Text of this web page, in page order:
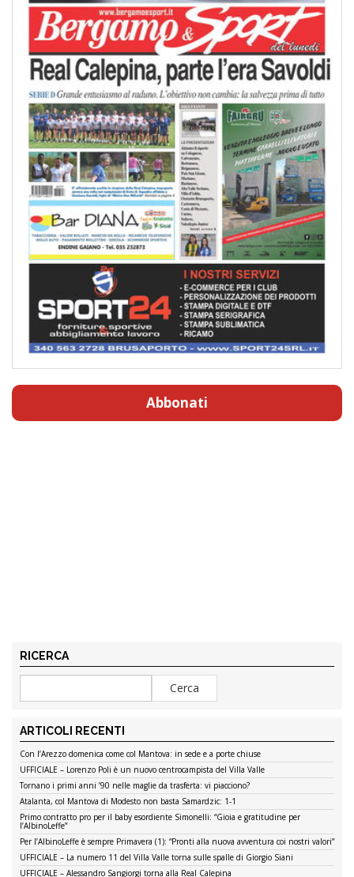
Abbonati
RICERCA
ARTICOLI RECENTI
Con l’Arezzo domenica come col Mantova: in sede e a porte chiuse
UFFICIALE – Lorenzo Poli è un nuovo centrocampista del Villa Valle
Tornano i primi anni ’90 nelle maglie da trasferta: vi piacciono?
Atalanta, col Mantova di Modesto non basta Samardzic: 1-1
Primo contratto pro per il baby esordiente Simonelli: “Gioia e gratitudine per
l’AlbinoLeffe”
Per l’AlbinoLeffe è sempre Primavera (1): “Pronti alla nuova avventura coi nostri valori”
UFFICIALE – La numero 11 del Villa Valle torna sulle spalle di Giorgio Siani
UFFICIALE – Alessandro Sangiorgi torna alla Real Calepina